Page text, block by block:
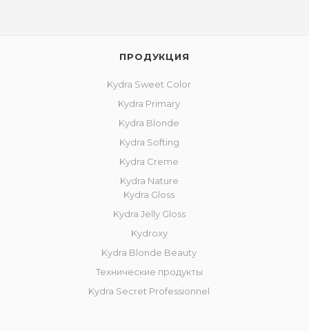
ПРОДУКЦИЯ
Kydra Sweet Color
Kydra Primary
Kydra Blonde
Kydra Softing
Kydra Creme
Kydra Nature
Kydra Gloss
Kydra Jelly Gloss
Kydroxy
Kydra Blonde Beauty
Технические продукты
Kydra Secret Professionnel